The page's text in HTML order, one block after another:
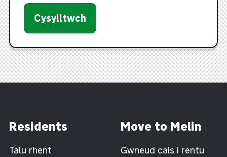
Cysylltwch
Residents
Talu rhent
Move to Melin
Gwneud cais i rentu